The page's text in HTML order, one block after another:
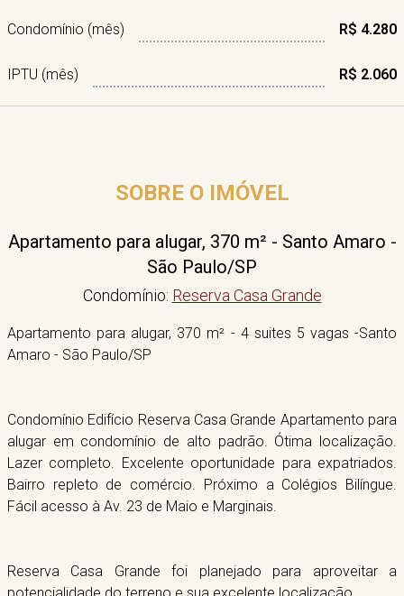
Condomínio (mês) R$ 4.280
IPTU (mês) R$ 2.060
SOBRE O IMÓVEL
Apartamento para alugar, 370 m² - Santo Amaro -
São Paulo/SP
Condomínio: Reserva Casa Grande
Apartamento para alugar, 370 m² - 4 suites 5 vagas -Santo
Amaro - São Paulo/SP
Condomínio Edifício Reserva Casa Grande Apartamento para
alugar em condomínio de alto padrão. Ótima localização.
Lazer completo. Excelente oportunidade para expatriados.
Bairro repleto de comércio. Próximo a Colégios Bilíngue.
Fácil acesso à Av. 23 de Maio e Marginais.
Reserva Casa Grande foi planejado para aproveitar a
potencialidade do terreno e sua excelente localização.